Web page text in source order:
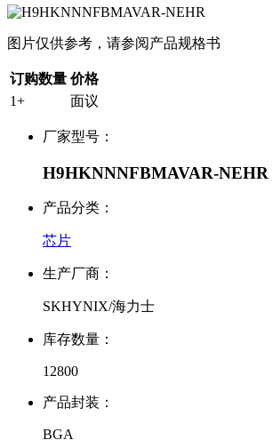
图片仅供参考，请参阅产品规格书
订购数量 价格
1+
面议
厂家型号：
H9HKNNNFBMAVAR-NEHR
产品分类：
芯片
生产厂商：
SKHYNIX/海力士
库存数量：
12800
产品封装：
BGA